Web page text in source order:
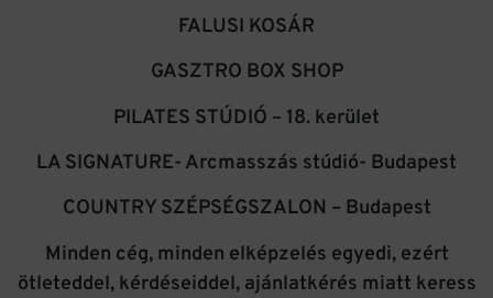
FALUSI KOSÁR
GASZTRO BOX SHOP
PILATES STÚDIÓ – 18. kerület
LA SIGNATURE- Arcmasszás stúdió- Budapest
COUNTRY SZÉPSÉGSZALON – Budapest
Minden cég, minden elképzelés egyedi, ezért
ötleteddel, kérdéseiddel, ajánlatkérés miatt keress